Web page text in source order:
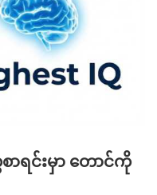
ာရင်းမှာ တောင်ကို